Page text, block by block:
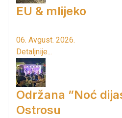
EU & mlijeko
06. Avgust. 2026.
Detaljnije...
Održana ”Noć
Ostrosu